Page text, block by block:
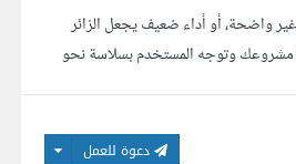
واضحة، أو أداء ضعيف يجعل الزائر
مشروعك وتوجه المستخدم بسلاسة نحو
دعوة للعمل